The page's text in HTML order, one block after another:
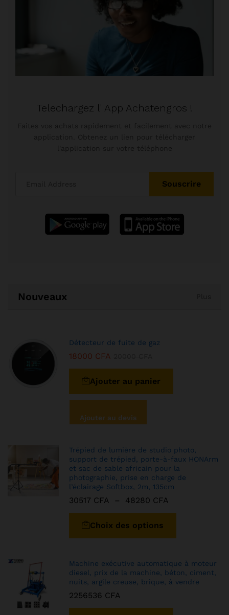
Telechargez l' App Achatengros !
Nouveaux
Détecteur de fuite de gaz
18000 CFA
Ajouter au panier
Ajouter au devis
Trépied de lumière de studio photo,
support de trépied, porte-à-faux HONArm
et sac de sable africain pour la
photographie, prise en charge de
l’éclairage Softbox, 2m, 135cm
30517 CFA – 48280 CFA
Choix des options
Machine exécutive automatique à moteur
diesel, prix de la machine, béton, ciment,
nuits, argile creuse, brique, à vendre
2256536 CFA